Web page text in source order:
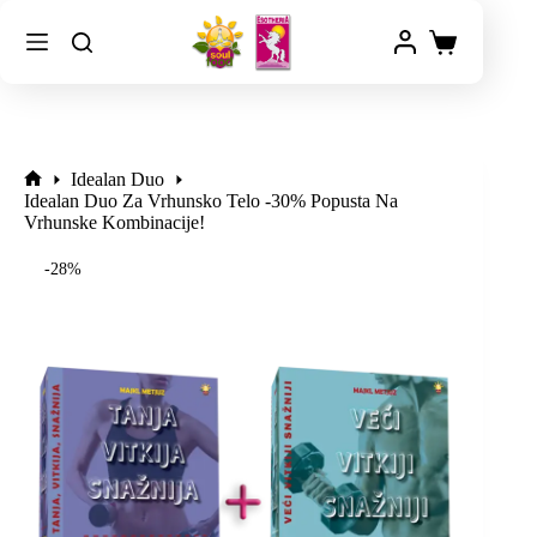
Idealan Duo
Idealan Duo Za Vrhunsko Telo -30% Popusta Na
Vrhunske Kombinacije!
-28%